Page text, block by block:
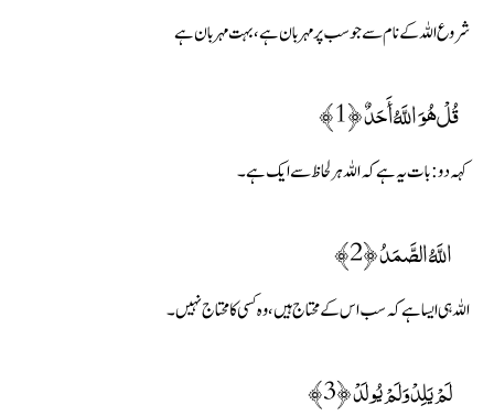
شروع اللہ کے نام سے جو سب پر مہربان ہے، بہت مہربان ہے
قُلْ هُوَ اللَّهُ أَحَدٌ ﴿1﴾
کہہ دو : بات یہ ہے کہ اللہ ہر لحاظ سے ایک ہے۔
اللَّهُ الصَّمَدُ ﴿2﴾
اللہ ہی ایسا ہے کہ سب اس کے محتاج ہیں، وہ کسی کا محتاج نہیں۔
لَمْ يَلِدْ وَلَمْ يُولَدْ ﴿3﴾